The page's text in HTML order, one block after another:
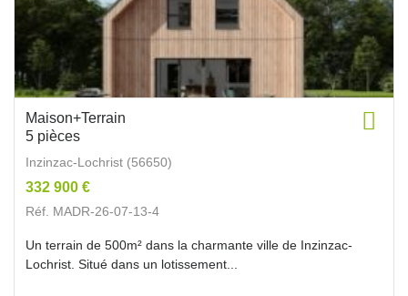
Maison+Terrain
5 pièces
Inzinzac-Lochrist (56650)
332 900 €
Réf. MADR-26-07-13-4
Un terrain de 500m² dans la charmante ville de Inzinzac-
Lochrist. Situé dans un lotissement...